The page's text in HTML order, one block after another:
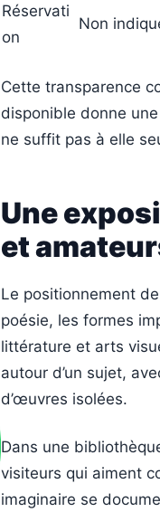
Réservati
on
Non
Cette transparence
disponible donne
ne suffit pas à elle
Une
et
Le positionnement
poésie, les formes
littérature et arts
autour d’un sujet,
d’œuvres isolées.
Dans une
visiteurs qui aiment
imaginaire se